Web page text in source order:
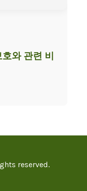
와 관련 비
reserved.